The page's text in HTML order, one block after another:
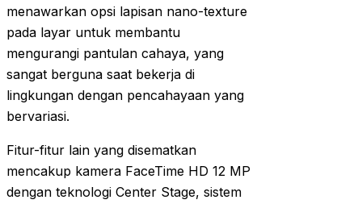
menawarkan opsi lapisan nano-texture
pada layar untuk membantu
mengurangi pantulan cahaya, yang
sangat berguna saat bekerja di
lingkungan dengan pencahayaan yang
bervariasi.
Fitur-fitur lain yang disematkan
mencakup kamera FaceTime HD 12 MP
dengan teknologi Center Stage, sistem